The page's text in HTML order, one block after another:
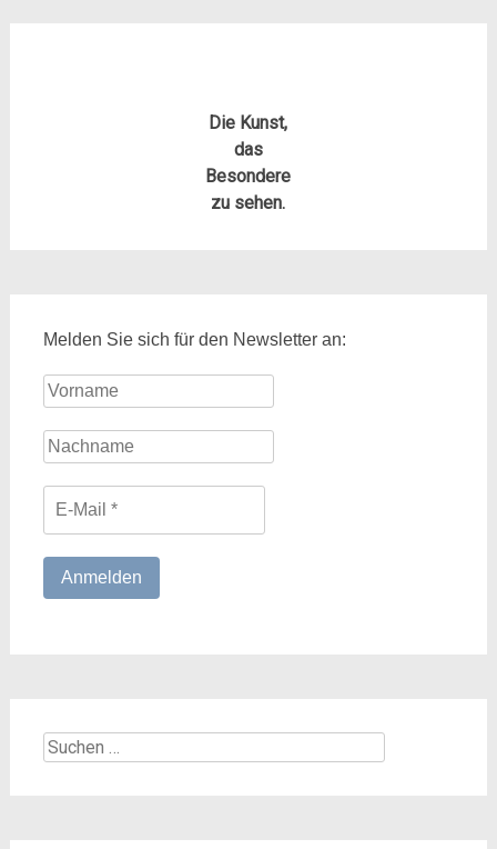
Die Kunst,
das
Besondere
zu sehen.
Melden Sie sich für den Newsletter an:
Suchen